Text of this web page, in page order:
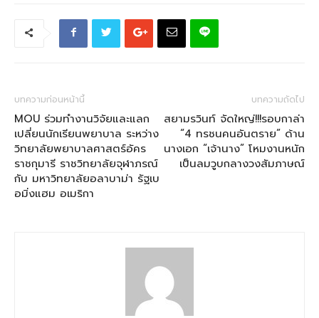
บทความก่อนหน้านี้
MOU​ ร่วมทำงานวิจัยและแลก
เปลี่ยนนักเรียนพยาบาล ระหว่าง
วิทยาลัย​พยาบาลศาสตร์​อัคร
ราช​กุมารี​ ราชวิทยาลัย​จุฬาภรณ์​
กับ มหาวิทยาลัยอลาบาม่า รัฐเบ
อมิ่งแฮม อเมริกา
บทความถัดไป
สยามรวินท์ จัดใหญ่!!!รอบกาล่า
“4 ทรชนคนอันตราย” ด้าน
นางเอก “เจ้านาง” โหมงานหนัก
เป็นลมวูบกลางวงสัมภาษณ์